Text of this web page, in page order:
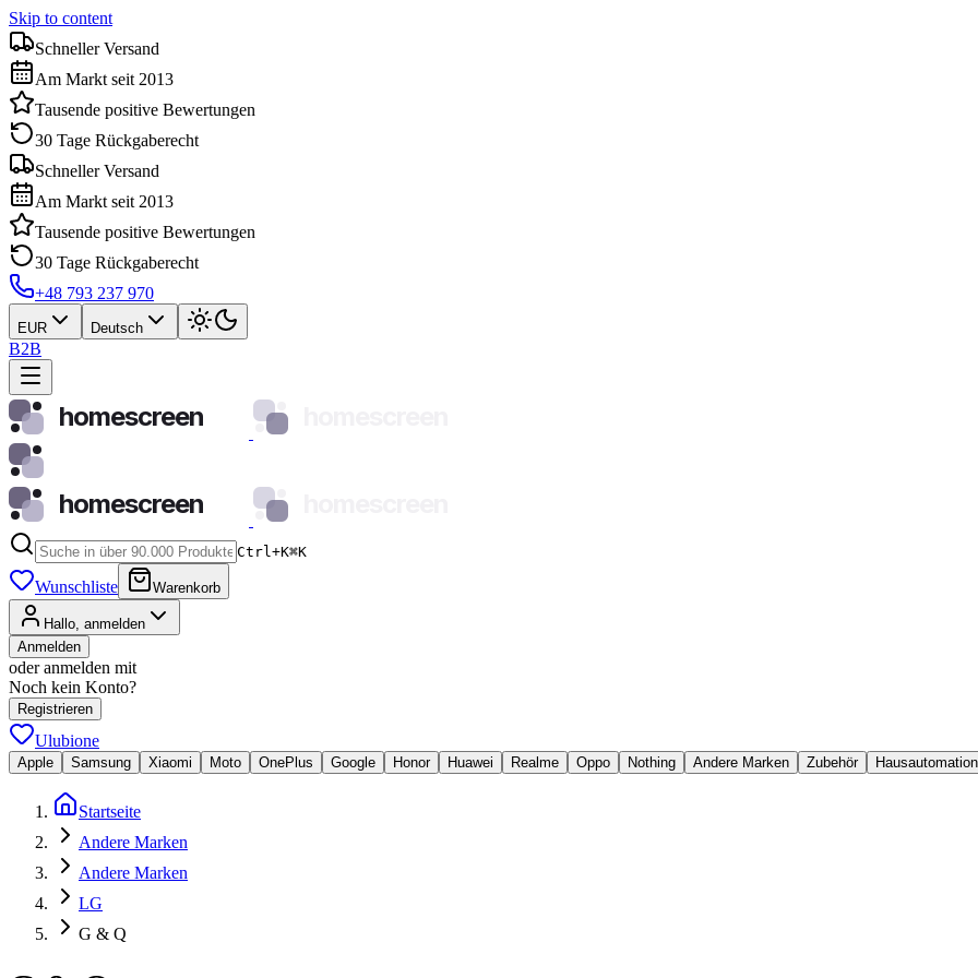
Skip to content
Schneller Versand
Am Markt seit 2013
Tausende positive Bewertungen
30 Tage Rückgaberecht
Schneller Versand
Am Markt seit 2013
Tausende positive Bewertungen
30 Tage Rückgaberecht
+48 793 237 970
EUR Deutsch
B2B
homescreen
homescreen
Ctrl+K⌘K
Wunschliste Warenkorb
Hallo, anmelden
Anmelden
oder anmelden mit
Noch kein Konto?
Registrieren
Ulubione
Apple Samsung Xiaomi Moto OnePlus Google Honor Huawei Realme Oppo Nothing Andere Marken Zubehör Hausautomation
Startseite
Andere Marken
Andere Marken
LG
G & Q